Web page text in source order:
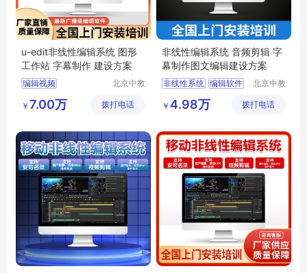
u-edit非线性编辑系统 图形
工作站 字幕制作 建设方案
编辑视频
非线性视频编辑软件
edius非线性编辑
北京中教
有限公司
￥ 7.00万 拨打电话
非线性编辑系统 音频剪辑 字
幕制作图文编辑建设方案
非线性系统 编辑软件
音视频编辑软件
北京中教
有限公司
￥ 4.98万 拨打电话